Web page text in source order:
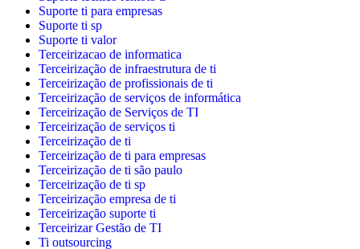
Suporte ti para empresas
Suporte ti sp
Suporte ti valor
Terceirizacao de informatica
Terceirização de infraestrutura de ti
Terceirização de profissionais de ti
Terceirização de serviços de informática
Terceirização de Serviços de TI
Terceirização de serviços ti
Terceirização de ti
Terceirização de ti para empresas
Terceirização de ti são paulo
Terceirização de ti sp
Terceirização empresa de ti
Terceirização suporte ti
Terceirizar Gestão de TI
Ti outsourcing